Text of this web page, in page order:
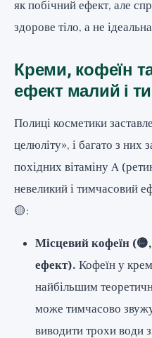
як побічний ефект, але
здорове тіло, а не
Креми, кофеїн
ефект малий і
Полиці косметики
целюліту», і багато з них
похідних вітаміну A
невеликий і тимчасовий
🟡:
Місцевий кофеїн
ефект). Кофеїн у
найбільшим
може тимчасово
виводити трохи води